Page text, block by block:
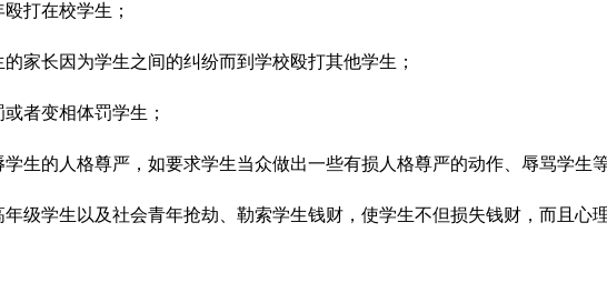
打在校学生；
长因为学生之间的纠纷而到学校殴打其他学生；
变相体罚学生；
的人格尊严，如要求学生当众做出一些有损人格尊严的动作、辱骂学生等
学生以及社会青年抢劫、勒索学生钱财，使学生不但损失钱财，而且心